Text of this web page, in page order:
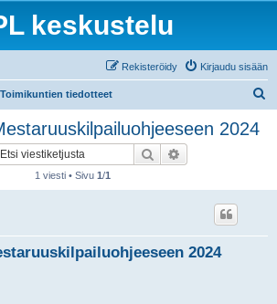
keskustelu
Kirjaudu sisään
Rekisteröidy
Toimikuntien tiedotteet
2024
Etsi
1 viesti • Sivu 1/1
2024